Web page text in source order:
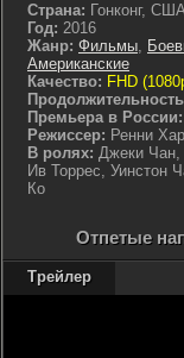
Страна: Гонконг,
Год: 2016
Жанр: Фильмы,
Американские
Качество: FHD
Премьера в России:
Режиссер: Ренни
В ролях: Джеки Чан,
Ив Торрес,
Ко
Отпетые
Трейлер